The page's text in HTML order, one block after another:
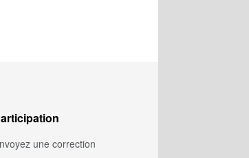
une correction